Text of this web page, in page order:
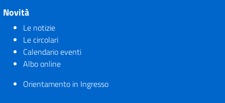
Novità
Le notizie
Le circolari
Calendario eventi
Albo online
Orientamento in Ingresso